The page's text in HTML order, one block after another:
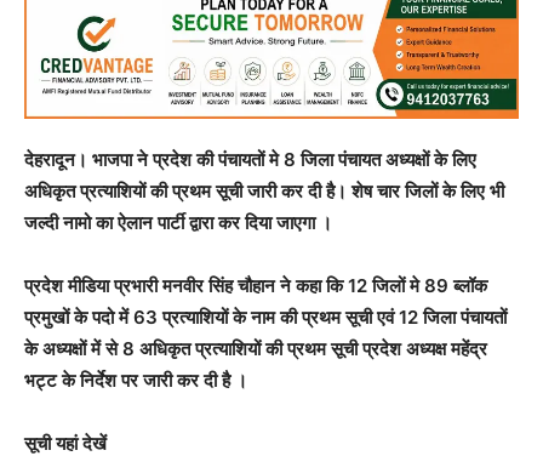
देहरादून। भाजपा ने प्रदेश की पंचायतों मे 8 जिला पंचायत अध्यक्षों के लिए
अधिकृत प्रत्याशियों की प्रथम सूची जारी कर दी है। शेष चार जिलों के लिए भी
जल्दी नामो का ऐलान पार्टी द्वारा कर दिया जाएगा ।
प्रदेश मीडिया प्रभारी मनवीर सिंह चौहान ने कहा कि 12 जिलों मे 89 ब्लॉक
प्रमुखों के पदो में 63 प्रत्याशियों के नाम की प्रथम सूची एवं 12 जिला पंचायतों
के अध्यक्षों में से 8 अधिकृत प्रत्याशियों की प्रथम सूची प्रदेश अध्यक्ष महेंद्र
भट्ट के निर्देश पर जारी कर दी है ।
सूची यहां देखें